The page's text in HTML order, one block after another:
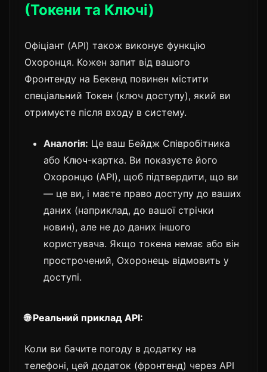
(Токени та Ключі)
Офіціант (API) також виконує функцію
Охоронця. Кожен запит від вашого
Фронтенду на Бекенд повинен містити
спеціальний Токен (ключ доступу), який ви
отримуєте після входу в систему.
Аналогія: Це ваш Бейдж Співробітника
або Ключ-картка. Ви показуєте його
Охоронцю (API), щоб підтвердити, що ви
— це ви, і маєте право доступу до ваших
даних (наприклад, до вашої стрічки
новин), але не до даних іншого
користувача. Якщо токена немає або він
прострочений, Охоронець відмовить у
доступі.
🌐 Реальний приклад API:
Коли ви бачите погоду в додатку на
телефоні, цей додаток (фронтенд) через API